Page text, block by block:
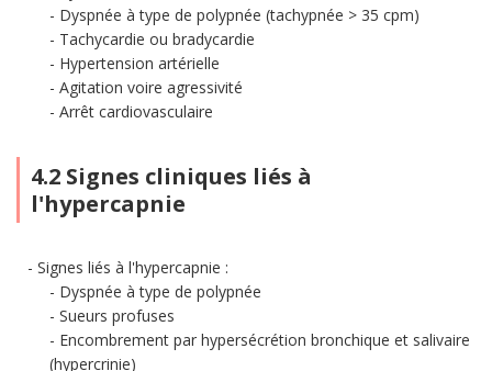
Dyspnée à type de polypnée (tachypnée > 35 cpm)
Tachycardie ou bradycardie
Hypertension artérielle
Agitation voire agressivité
Arrêt cardiovasculaire
4.2 Signes cliniques liés à
l'hypercapnie
Signes liés à l'hypercapnie :
Dyspnée à type de polypnée
Sueurs profuses
Encombrement par hypersécrétion bronchique et salivaire
(hypercrinie)